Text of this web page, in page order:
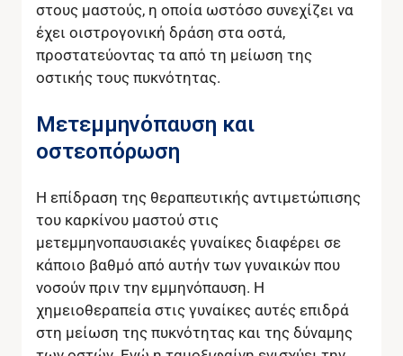
στους μαστούς, η οποία ωστόσο συνεχίζει να
έχει οιστρογονική δράση στα οστά,
προστατεύοντας τα από τη μείωση της
οστικής τους πυκνότητας.
Μετεμμηνόπαυση και
οστεοπόρωση
Η επίδραση της θεραπευτικής αντιμετώπισης
του καρκίνου μαστού στις
μετεμμηνοπαυσιακές γυναίκες διαφέρει σε
κάποιο βαθμό από αυτήν των γυναικών που
νοσούν πριν την εμμηνόπαυση. Η
χημειοθεραπεία στις γυναίκες αυτές επιδρά
στη μείωση της πυκνότητας και της δύναμης